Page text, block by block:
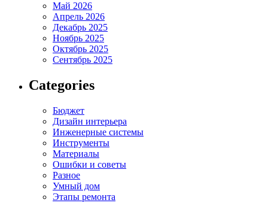
Май 2026
Апрель 2026
Декабрь 2025
Ноябрь 2025
Октябрь 2025
Сентябрь 2025
Categories
Бюджет
Дизайн интерьера
Инженерные системы
Инструменты
Материалы
Ошибки и советы
Разное
Умный дом
Этапы ремонта